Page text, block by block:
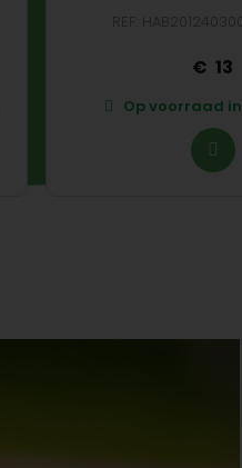
REF: HAB2012403001
13
Op voorraad